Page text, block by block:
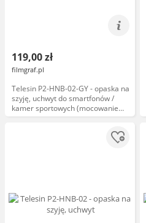
119,00 zł
filmgraf.pl
Telesin P2-HNB-02-GY - opaska na
szyję, uchwyt do smartfonów /
kamer sportowych (mocowanie
GoPro, gwint 1/4", pierścień